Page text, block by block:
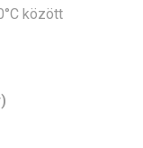
között